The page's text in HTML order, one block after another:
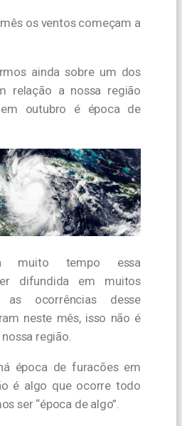
os ventos começam a
ainda sobre um dos
relação a nossa região
outubro é época de
muito tempo essa
difundida em muitos
as ocorrências desse
neste mês, isso não é
região.
época de furacões em
é algo que ocorre todo
ser “época de algo”.